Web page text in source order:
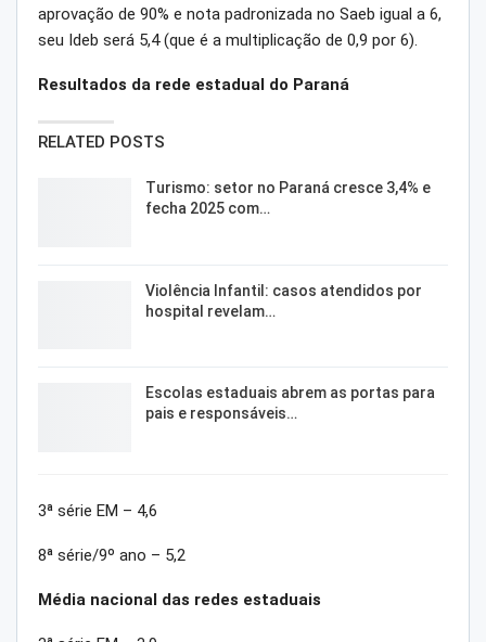
aprovação de 90% e nota padronizada no Saeb igual a 6,
seu Ideb será 5,4 (que é a multiplicação de 0,9 por 6).
Resultados da rede estadual do Paraná
RELATED POSTS
Turismo: setor no Paraná cresce 3,4% e
fecha 2025 com…
Violência Infantil: casos atendidos por
hospital revelam…
Escolas estaduais abrem as portas para
pais e responsáveis…
3ª série EM – 4,6
8ª série/9º ano – 5,2
Média nacional das redes estaduais